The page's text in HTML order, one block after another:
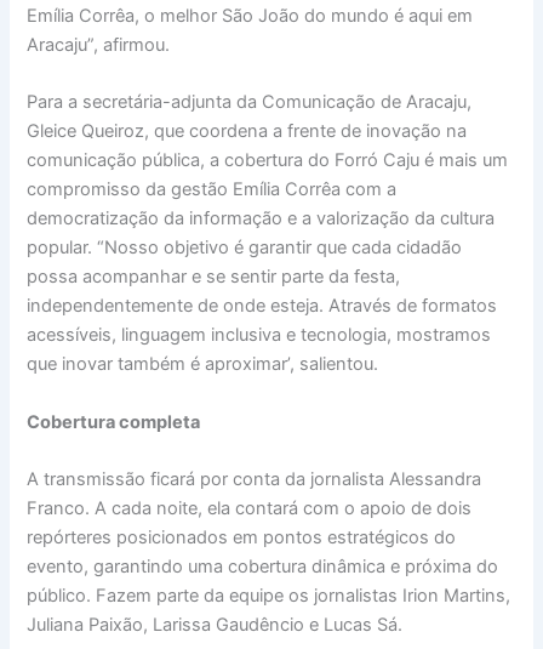
Emília Corrêa, o melhor São João do mundo é aqui em
Aracaju”, afirmou.
Para a secretária-adjunta da Comunicação de Aracaju,
Gleice Queiroz, que coordena a frente de inovação na
comunicação pública, a cobertura do Forró Caju é mais um
compromisso da gestão Emília Corrêa com a
democratização da informação e a valorização da cultura
popular. “Nosso objetivo é garantir que cada cidadão
possa acompanhar e se sentir parte da festa,
independentemente de onde esteja. Através de formatos
acessíveis, linguagem inclusiva e tecnologia, mostramos
que inovar também é aproximar’, salientou.
Cobertura completa
A transmissão ficará por conta da jornalista Alessandra
Franco. A cada noite, ela contará com o apoio de dois
repórteres posicionados em pontos estratégicos do
evento, garantindo uma cobertura dinâmica e próxima do
público. Fazem parte da equipe os jornalistas Irion Martins,
Juliana Paixão, Larissa Gaudêncio e Lucas Sá.